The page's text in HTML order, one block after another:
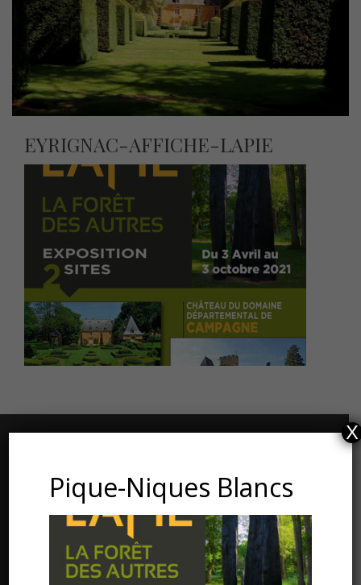
EYRIGNAC-AFFICHE-LAPIE
Les Jardins du Manoir d’Eyrignac
24590 Salignac-Eyvigues
Dordogne – Périgord
Pique-Niques Blancs
X